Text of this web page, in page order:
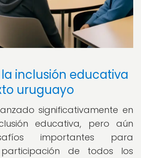
inclusión educativa
uruguayo
significativamente en
educativa, pero aún
importantes para
de todos los